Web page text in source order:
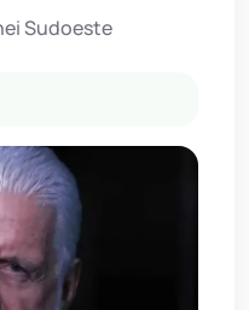
Sudoeste